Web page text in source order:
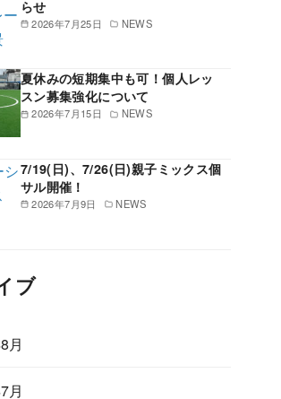
2026年7月25日 NEWS
らせ
2026年7月15日 NEWS
夏休みの短期集中も可！個人レッ
スン募集強化について
2026年7月9日 NEWS
7/19(日)、7/26(日)親子ミックス個
サル開催！
ブ
月
月